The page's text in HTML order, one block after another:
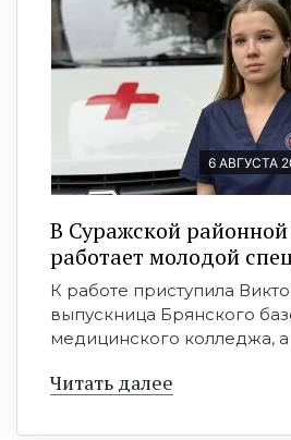
6 АВГУСТА
В Суражской
работает молодой
К работе приступила
выпускница Брянского
медицинского колледжа, а
Читать далее